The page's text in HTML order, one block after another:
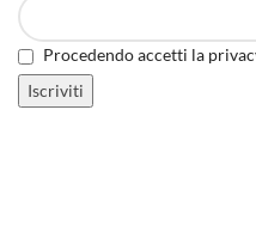
Procedendo accetti la